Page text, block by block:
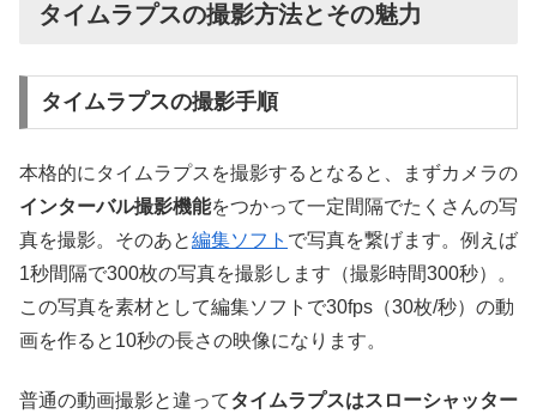
タイムラプスの撮影方法とその魅力
タイムラプスの撮影手順
本格的にタイムラプスを撮影するとなると、まずカメラの
インターバル撮影機能をつかって一定間隔でたくさんの写
真を撮影。そのあと編集ソフト で写真を繋げます。例えば
1秒間隔で300枚の写真を撮影します（撮影時間300秒）。
この写真を素材として編集ソフトで30fps（30枚/秒）の動
画を作ると10秒の長さの映像になります。
普通の動画撮影と違ってタイムラプスはスローシャッター